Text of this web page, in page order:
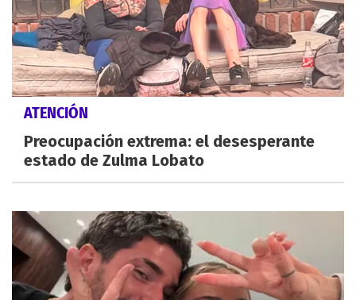
ATENCIÓN
Preocupación extrema: el desesperante
estado de Zulma Lobato